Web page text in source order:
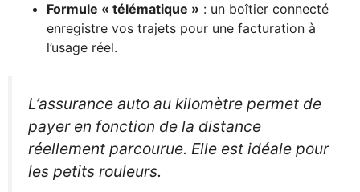
Formule « télématique » : un boîtier connecté
enregistre vos trajets pour une facturation à
l’usage réel.
L’assurance auto au kilomètre permet de
payer en fonction de la distance
réellement parcourue. Elle est idéale pour
les petits rouleurs.